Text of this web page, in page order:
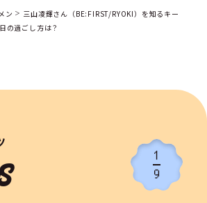
ン
三山凌輝さん（BE:FIRST/RYOKI）を知るキー
の過ごし方は？
1
9